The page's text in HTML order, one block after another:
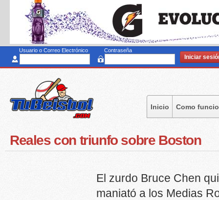
al
Usuario o Correo Electrónico Contraseña
Inicio Como
Reales con triunfo sobre Boston
El zurdo Bruce Chen
maniató a los Medias